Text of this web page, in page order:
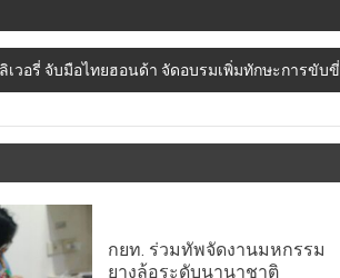
เวอรี่ จับมือไทยฮอนด้า จัดอบรมเพิ่มทักษะการขับขี่
กยท. ร่วมทัพจัดงานมหกรรม
ยางล้อระดับนานาชาติ